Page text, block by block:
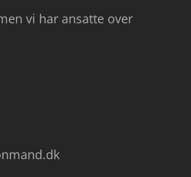
vi har ansatte over